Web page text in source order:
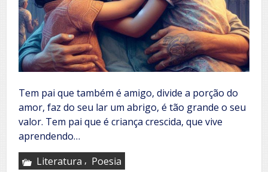
Tem pai que também é amigo, divide a porção do
amor, faz do seu lar um abrigo, é tão grande o seu
valor. Tem pai que é criança crescida, que vive
aprendendo…
Literatura , Poesia